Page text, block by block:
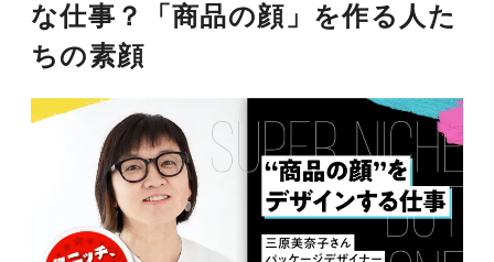
な仕事？「商品の顔」を作る人た
ちの素顔